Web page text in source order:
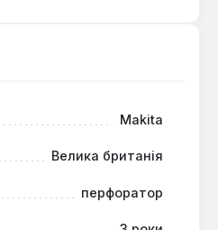
запобігає ривку
контроль та
Здатність свердління
ударів до 1700 уд/
Makita
Велика британія
перфоратор